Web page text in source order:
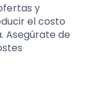
y
el costo
Asegúrate de